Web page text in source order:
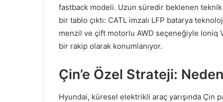
fastback modeli. Uzun süredir beklenen
bir tablo çıktı: CATL imzalı LFP batarya
menzil ve çift motorlu AWD seçeneğiyle Ioniq
bir rakip olarak konumlanıyor.
Çin’e Özel Strateji:
Hyundai, küresel elektrikli araç yarışında Çin